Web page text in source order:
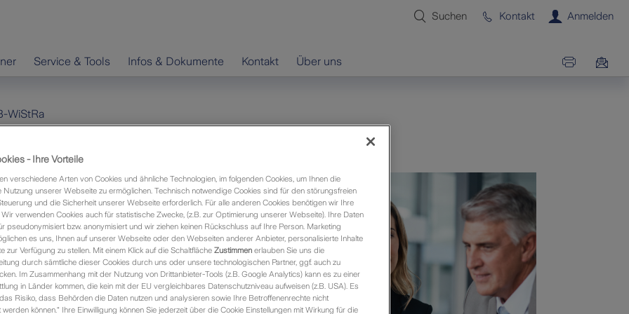
Suchen Kontakt Anmelden
Service & Tools Infos & Dokumente Kontakt Über uns
WiStRa
für Wirtschaftsprüfer,
(AVB-WiStRa)
Steuerberater und Rechtsanwälte
bei den Anbietern - besonders bei dem
- Ihre Vorteile
verschiedene Arten von Cookies und ähnliche Technologien, im folgenden Cookies, um Ihnen die
Nutzung unserer Webseite zu ermöglichen. Technisch notwendige Cookies sind für den störungsfreien
und die Sicherheit unserer Webseite erforderlich. Für alle anderen Cookies benötigen wir Ihre
verwenden Cookies auch für statistische Zwecke, (z.B. zur Optimierung unserer Webseite). Ihre Daten
pseudonymisiert bzw. anonymisiert und wir ziehen keinen Rückschluss auf Ihre Person. Marketing
es uns, Ihnen auf unserer Webseite oder den Webseiten anderer Anbieter, personalisierte Inhalte
zur Verfügung zu stellen. Mit einem Klick auf die Schaltfläche Zustimmen erlauben Sie uns die
durch sämtliche dieser Cookies durch uns oder unsere technologischen Partner, ggf. auch zu
Im Zusammenhang mit der Nutzung von Drittanbieter-Tools (z.B. Google Analytics) kann es zu einer
in Länder kommen, die kein mit der EU vergleichbares Datenschutzniveau aufweisen (z.B. USA). Es
Risiko, dass Behörden die Daten nutzen und analysieren sowie Ihre Betroffenenrechte nicht
können.“ Ihre Einwilligung können Sie jederzeit über die Cookie Einstellungen mit Wirkung für die